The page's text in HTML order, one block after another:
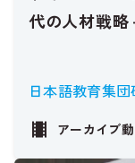
代の人材戦略
日本語教育集
アーカイブ